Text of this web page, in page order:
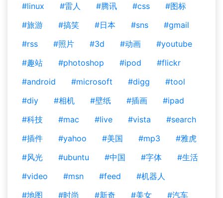
#linux
#雷人 #腾讯 #css
#图标
#旅游
#搞笑 #日本 #sns
#gmail
#rss
#照片 #3d #动画
#youtube
#趣站
#photoshop #ipod
#flickr
#android
#microsoft #digg
#tool
#diy
#相机 #壁纸 #插画
#ipad
#科技
#mac #live #vista
#search
#插件
#yahoo #美国 #mp3
#雅虎
#风光
#ubuntu #中国 #字体
#生活
#video
#msn #feed
#机器人
#地图
#时尚 #新奇 #美女
#汽车